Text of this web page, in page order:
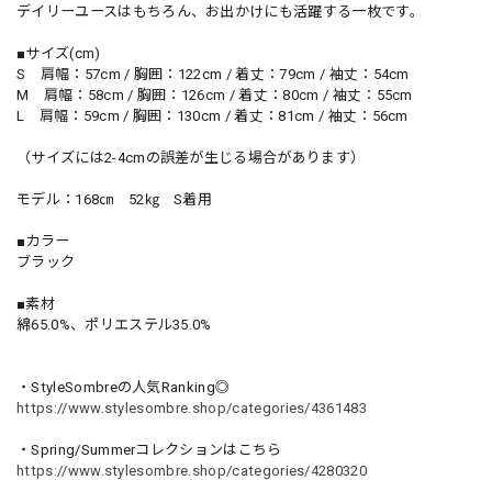
デイリーユースはもちろん、お出かけにも活躍する一枚です。
■サイズ(cm)
S 肩幅：57cm / 胸囲：122cm / 着丈：79cm / 袖丈：54cm
M 肩幅：58cm / 胸囲：126cm / 着丈：80cm / 袖丈：55cm
L 肩幅：59cm / 胸囲：130cm / 着丈：81cm / 袖丈：56cm
（サイズには2-4cmの誤差が生じる場合があります）
モデル：168㎝ 52㎏ S着用
■カラー
ブラック
■素材
綿65.0%、ポリエステル35.0%
・StyleSombreの人気Ranking◎
https://www.stylesombre.shop/categories/4361483
・Spring/Summerコレクションはこちら
https://www.stylesombre.shop/categories/4280320